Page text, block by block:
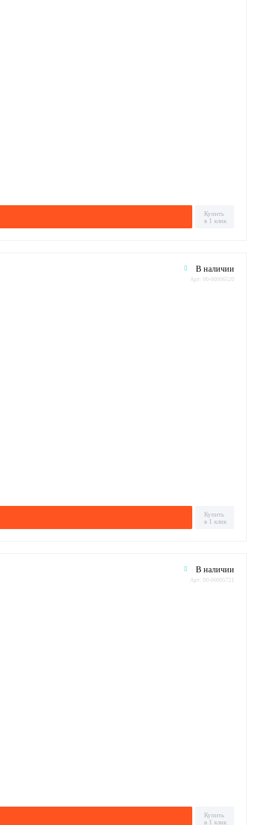
Купить
в 1 клик
В наличии
Арт: 00-00006520
Купить
в 1 клик
В наличии
Арт: 00-00005721
Купить
в 1 клик